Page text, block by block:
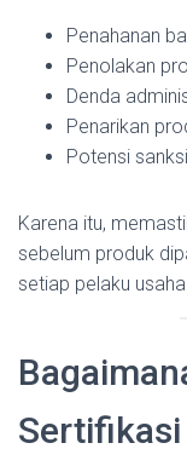
Penahanan
Penolakan
Denda
Penarikan
Potensi
Karena itu,
sebelum produk
setiap pelaku
Sertifikasi